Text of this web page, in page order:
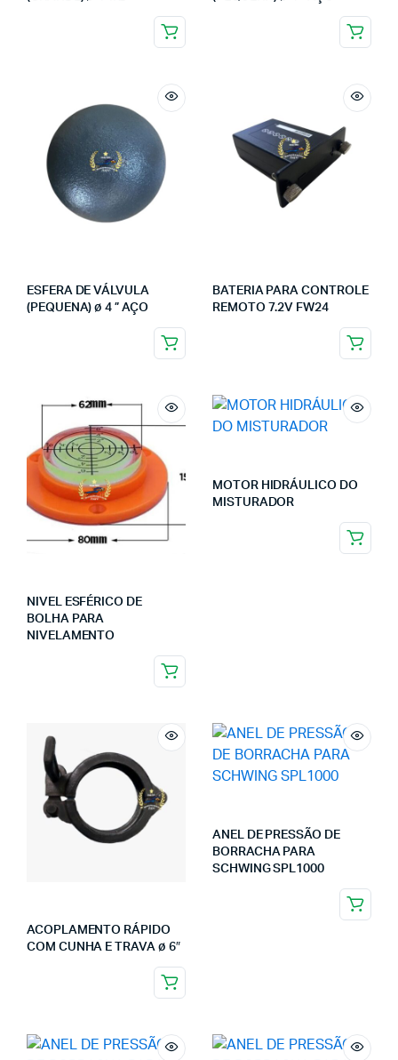
ESFERA DE VÁLVULA
(PEQUENA) ø 4 ” AÇO
BATERIA PARA CONTROLE
REMOTO 7.2V FW24
NIVEL ESFÉRICO DE
BOLHA PARA
NIVELAMENTO
MOTOR HIDRÁULICO DO
MISTURADOR
ACOPLAMENTO RÁPIDO
COM CUNHA E TRAVA ø 6″
ANEL DE PRESSÃO DE
BORRACHA PARA
SCHWING SPL1000